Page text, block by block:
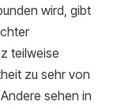
wird, gibt
teilweise
zu sehr von
sehen in